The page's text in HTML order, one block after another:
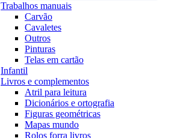
Trabalhos manuais
Carvão
Cavaletes
Outros
Pinturas
Telas em cartão
Infantil
Livros e complementos
Atril para leitura
Dicionários e ortografia
Figuras geométricas
Mapas mundo
Rolos forra livros